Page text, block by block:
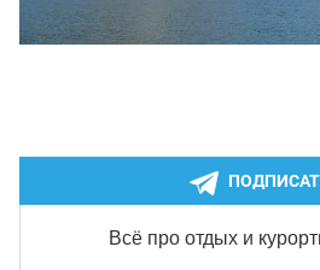
Всё про отдых и